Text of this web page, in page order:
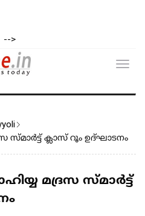
-->
സ്മാർട്ട് ക്ലാസ് റൂം ഉദ്ഘാടനം
മദ്രസ സ്മാർട്ട്